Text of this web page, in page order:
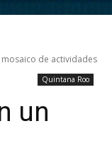
de actividades
Quintana Roo
un